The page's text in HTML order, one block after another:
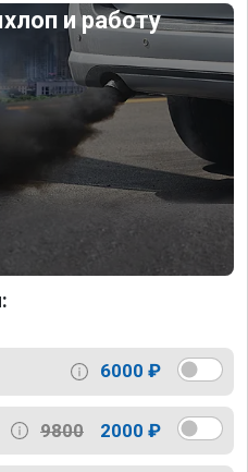
и работу
6000 ₽
9800 2000 ₽